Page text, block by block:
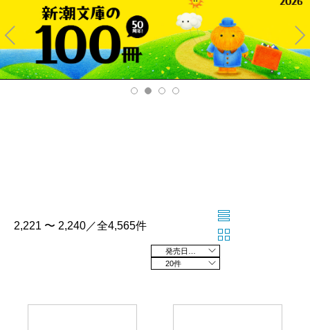
Pre
v
Ne
xt
2,221 〜 2,240／全4,565件
20件